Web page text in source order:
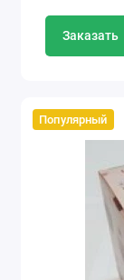
Заказать
Популярный